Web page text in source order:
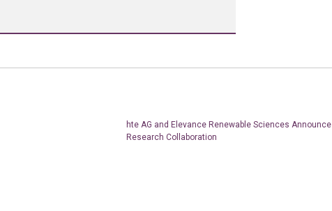
hte AG and Elevance Renewable Sciences Announce
Research Collaboration